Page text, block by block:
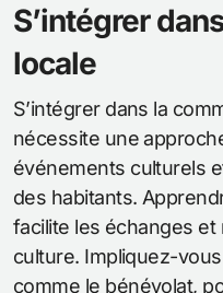
S’intégrer
locale
S’intégrer dans la
nécessite une
événements culturels
des habitants.
facilite les échanges
culture. Impliquez-
comme le bénévolat,